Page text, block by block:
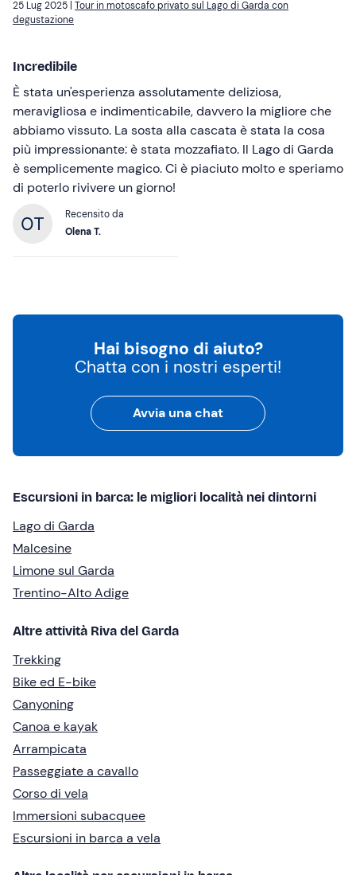
25 Lug 2025 | Tour in motoscafo privato sul Lago di Garda con
degustazione
Incredibile
È stata un'esperienza assolutamente deliziosa,
meravigliosa e indimenticabile, davvero la migliore che
abbiamo vissuto. La sosta alla cascata è stata la cosa
più impressionante: è stata mozzafiato. Il Lago di Garda
è semplicemente magico. Ci è piaciuto molto e speriamo
di poterlo rivivere un giorno!
Recensito da
Olena T.
Hai bisogno di aiuto?
Chatta con i nostri esperti!
Avvia una chat
Escursioni in barca: le migliori località nei dintorni
Lago di Garda
Malcesine
Limone sul Garda
Trentino-Alto Adige
Altre attività Riva del Garda
Trekking
Bike ed E-bike
Canyoning
Canoa e kayak
Arrampicata
Passeggiate a cavallo
Corso di vela
Immersioni subacquee
Escursioni in barca a vela